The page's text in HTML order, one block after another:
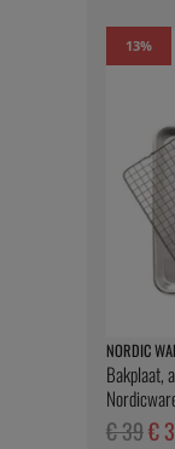
13%
NORDIC
Bakplaat,
€ 39€